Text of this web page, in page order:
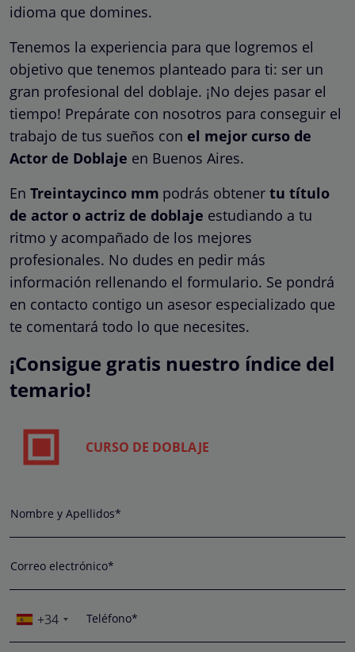
idioma que domines.
Tenemos la experiencia para que logremos el
objetivo que tenemos planteado para ti: ser un
gran profesional del doblaje. ¡No dejes pasar el
tiempo! Prepárate con nosotros para conseguir el
trabajo de tus sueños con el mejor curso de
Actor de Doblaje en Buenos Aires.
En Treintaycinco mm podrás obtener tu título
de actor o actriz de doblaje estudiando a tu
ritmo y acompañado de los mejores
profesionales. No dudes en pedir más
información rellenando el formulario. Se pondrá
en contacto contigo un asesor especializado que
te comentará todo lo que necesites.
¡Consigue gratis nuestro índice del
temario!
CURSO DE DOBLAJE
Nombre y Apellidos*
Correo electrónico*
+34 Teléfono*